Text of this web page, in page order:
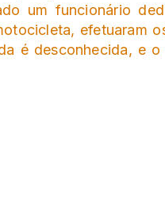
um funcionário
efetuaram
é desconhecida, e